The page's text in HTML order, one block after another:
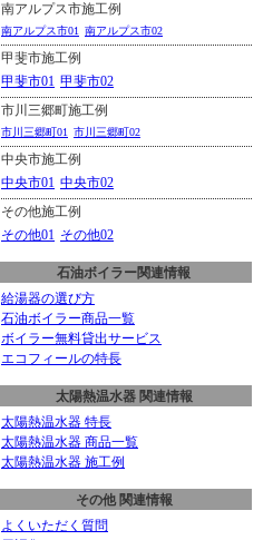
南アルプス市施工例
南アルプス市01 南アルプス市02
甲斐市施工例
甲斐市01 甲斐市02
市川三郷町施工例
市川三郷町01 市川三郷町02
中央市施工例
中央市01 中央市02
その他施工例
その他01 その他02
石油ボイラー関連情報
給湯器の選び方
石油ボイラー商品一覧
ボイラー無料貸出サービス
エコフィールの特長
太陽熱温水器 関連情報
太陽熱温水器 特長
太陽熱温水器 商品一覧
太陽熱温水器 施工例
その他 関連情報
よくいただく質問